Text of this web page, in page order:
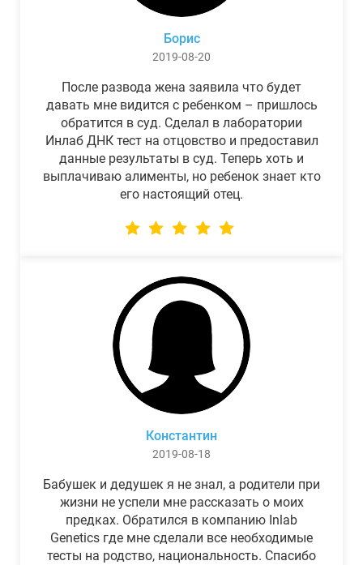
Борис
2019-08-20
После развода жена заявила что будет
давать мне видится с ребенком – пришлось
обратится в суд. Сделал в лаборатории
Инлаб ДНК тест на отцовство и предоставил
данные результаты в суд. Теперь хоть и
выплачиваю алименты, но ребенок знает кто
его настоящий отец.
Константин
2019-08-18
Бабушек и дедушек я не знал, а родители при
жизни не успели мне рассказать о моих
предках. Обратился в компанию Inlab
Genetics где мне сделали все необходимые
тесты на родство, национальность. Спасибо